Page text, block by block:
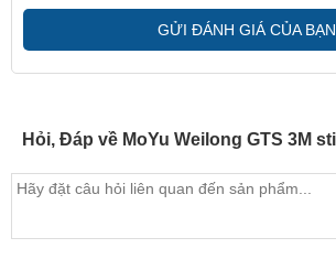
GỬI ĐÁNH GIÁ CỦA BẠN